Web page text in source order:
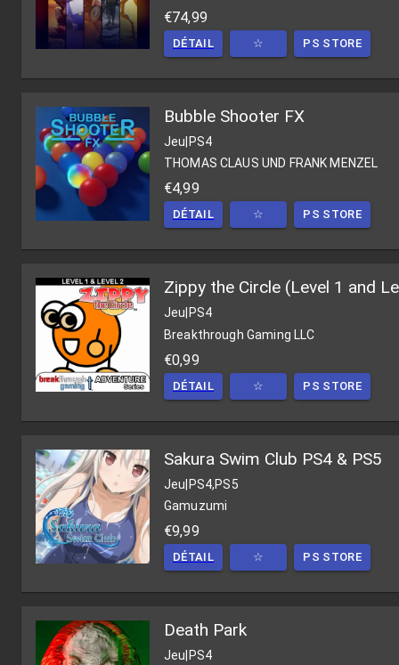
€74,99
DÉTAIL ☆ PS STORE
Bubble Shooter FX
Jeu|PS4
THOMAS CLAUS UND FRANK MENZEL
€4,99
DÉTAIL ☆ PS STORE
Zippy the Circle (Level 1 and
Jeu PS4
Breakthrough Gaming LLC
€0,99
DÉTAIL ☆ PS STORE
Sakura Swim Club PS4 & PS5
Jeu|PS4,PS5
Gamuzumi
€9,99
DÉTAIL ☆ PS STORE
Death Park
Jeu PS4